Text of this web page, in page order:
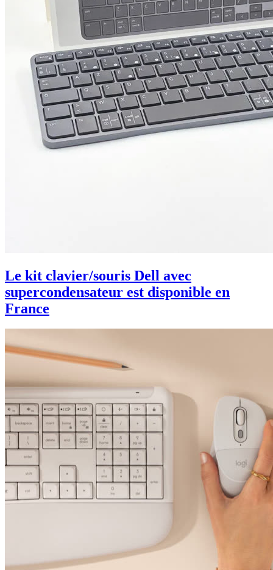
Le kit clavier/souris Dell avec
supercondensateur est disponible en
France